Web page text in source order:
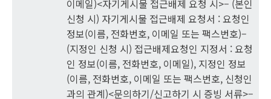
이메일)<자기게시물 접근배제 요청 시>– (본인
신청 시) 자기게시물 접근배제 요청서 : 요청인
정보(이름, 전화번호, 이메일 또는 팩스번호)–
(지정인 신청 시) 접근배제요청인 지정서 : 요청
인 정보(이름, 전화번호, 이메일), 지정인 정보
(이름, 전화번호, 이메일 또는 팩스번호, 신청인
과의 관계)<문의하기/신고하기 시 증빙 서류>–